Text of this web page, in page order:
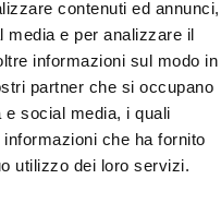
contenuti ed annunci,
media e per analizzare il
informazioni sul modo in
partner che si occupano
e social media, i quali
che ha fornito
utilizzo dei loro servizi.